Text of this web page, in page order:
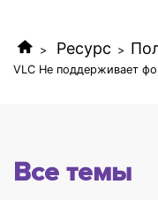
> Ресурс >
VLC Не поддерживает
Все темы